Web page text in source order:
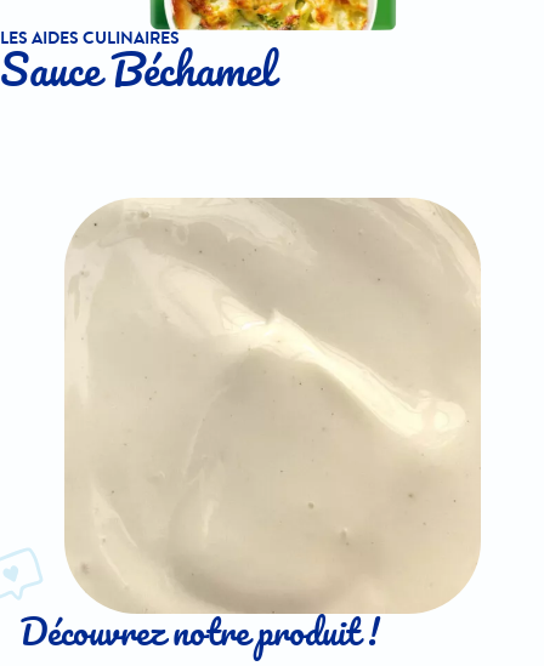
LES AIDES CULINAIRES
Sauce Béchamel
Découvrez notre produit !